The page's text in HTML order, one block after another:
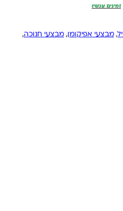
זמינים עכשיו
, מבצעי אפיקומן , מבצעי חנוכה,